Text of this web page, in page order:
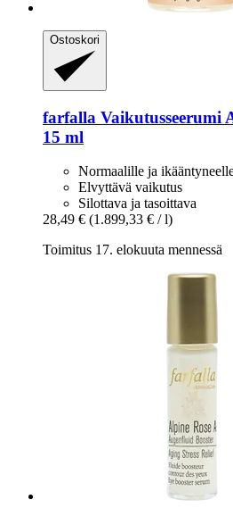
Ostoskori
farfalla Vaikutusseerumi
15 ml
Normaalille ja
Elvyttävä vaikutus
Silottava ja tasoittava
28,49 € (1.899,33 € / l)
Toimitus 17. elokuuta mennessä